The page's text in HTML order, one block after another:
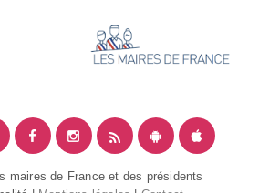
maires de France et des présidents